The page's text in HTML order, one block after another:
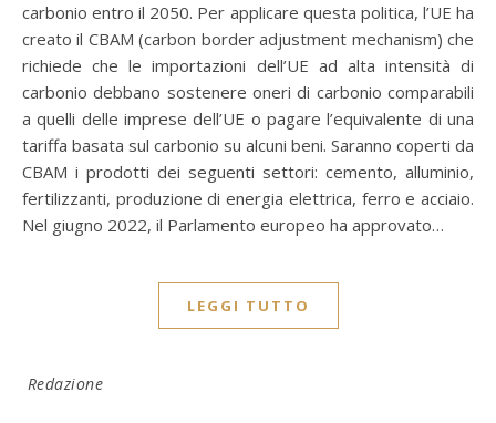
carbonio entro il 2050. Per applicare questa politica, l’UE ha
creato il CBAM (carbon border adjustment mechanism) che
richiede che le importazioni dell’UE ad alta intensità di
carbonio debbano sostenere oneri di carbonio comparabili
a quelli delle imprese dell’UE o pagare l’equivalente di una
tariffa basata sul carbonio su alcuni beni. Saranno coperti da
CBAM i prodotti dei seguenti settori: cemento, alluminio,
fertilizzanti, produzione di energia elettrica, ferro e acciaio.
Nel giugno 2022, il Parlamento europeo ha approvato…
LEGGI TUTTO
Redazione